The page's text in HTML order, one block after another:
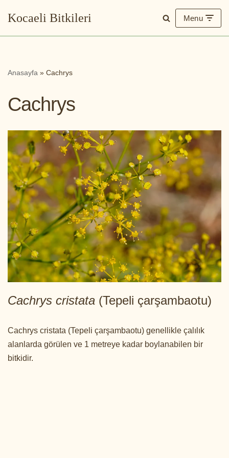
Kocaeli Bitkileri Menu
Anasayfa » Cachrys
Cachrys
Cachrys cristata (Tepeli çarşambaotu)
Cachrys cristata (Tepeli çarşambaotu) genellikle çalılık
alanlarda görülen ve 1 metreye kadar boylanabilen bir
bitkidir.